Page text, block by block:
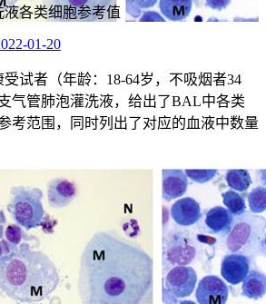
各类细胞参考值
01-20
受试者（年龄：18-64岁，不吸烟者34
气管肺泡灌洗液，给出了BAL中各类
考范围，同时列出了对应的血液中数量